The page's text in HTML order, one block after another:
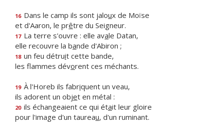
16 Dans le camp ils sont jaloux de Moïse
et d'Aaron, le prêtre du Seigneur.
17 La terre s'ouvre : elle avale Datan,
elle recouvre la bande d'Abiron ;
18 un feu détruit cette bande,
les flammes dévorent ces méchants.
19 À l'Horeb ils fabriquent un veau,
ils adorent un objet en métal :
20 ils échangeaient ce qui était leur gloire
pour l'image d'un taureau, d'un ruminant.